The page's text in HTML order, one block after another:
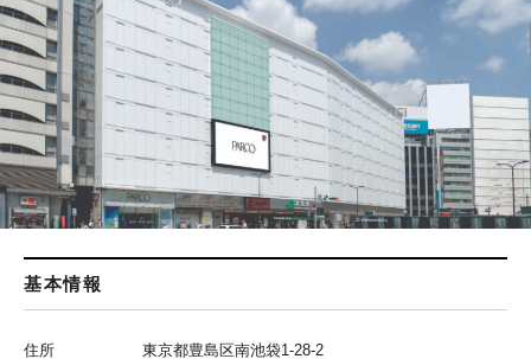
基本情報
住所 東京都豊島区南池袋1-28-2